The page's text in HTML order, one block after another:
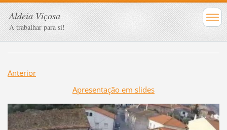
Aldeia Viçosa
A trabalhar para si!
Anterior
Apresentação em slides